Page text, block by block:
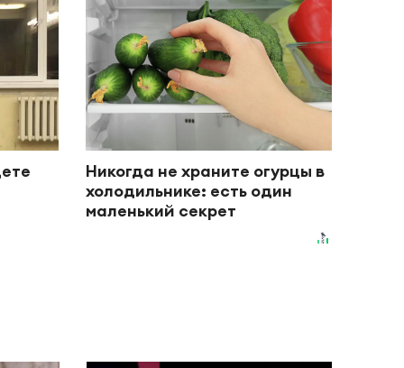
Никогда не храните огурцы в
холодильнике: есть один
маленький секрет